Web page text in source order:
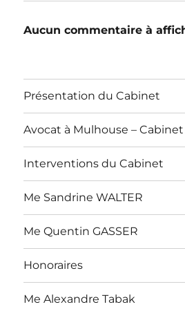
Aucun commentaire à
Présentation du Cabinet
Avocat à Mulhouse –
Interventions du Cabinet
Me Sandrine WALTER
Me Quentin GASSER
Honoraires
Me Alexandre Tabak